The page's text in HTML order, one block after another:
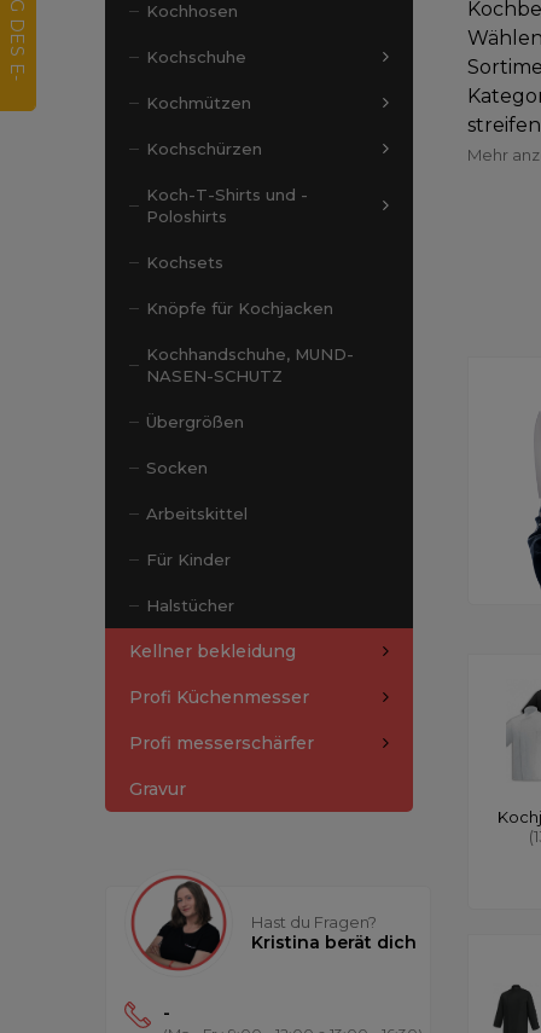
Kochhosen
Kochschuhe
Kochmützen
Kochschürzen
Koch-T-Shirts und -
Poloshirts
Kochsets
Knöpfe für Kochjacken
Kochhandschuhe, MUND-
NASEN-SCHUTZ
Übergrößen
Socken
Arbeitskittel
Für Kinder
Halstücher
Kellner bekleidung
Profi Küchenmesser
Profi messerschärfer
Gravur
Hast du Fragen?
Kristina berät dich
-
Mehr